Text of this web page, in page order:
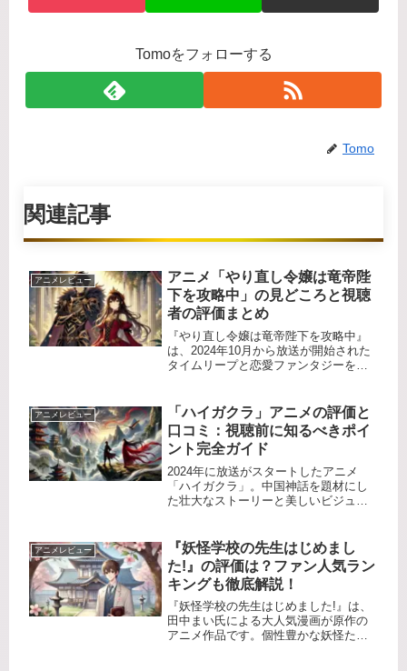
Tomoをフォローする
Tomo
関連記事
アニメレビュー
アニメ「やり直し令嬢は竜帝陛
下を攻略中」の見どころと視聴
者の評価まとめ
『やり直し令嬢は竜帝陛下を攻略中』
は、2024年10月から放送が開始された
タイムリープと恋愛ファンタジーを描
と、冷酷な竜帝ハディスとの絆が感動
を呼びます。この記事では、本作の...
アニメレビュー
「ハイガクラ」アニメの評価と
口コミ：視聴前に知るべきポイ
ント完全ガイド
2024年に放送がスタートしたアニメ
「ハイガクラ」。中国神話を題材にし
た壮大なストーリーと美しいビジュア
の記事では、視聴者の反応や評価をま
とめ、視聴する前に知っておきたい
ポ...
アニメレビュー
『妖怪学校の先生はじめまし
た!』の評価は？ファン人気ラン
キングも徹底解説！
『妖怪学校の先生はじめました!』は、
田中まい氏による大人気漫画が原作の
アニメ作品です。個性豊かな妖怪たち